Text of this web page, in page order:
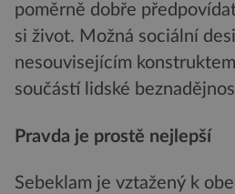
poměrně dobře
si život. Možná sociální
nesouvisejícím
součástí lidské
Pravda je prostě nejlepší
Sebeklam je vztažený k